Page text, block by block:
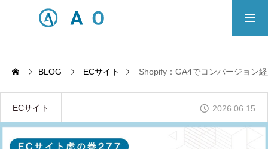
ECサイト制作対応エリア
Principle
BLOG ECサイト Shopify：GA4でコンバージョン
ECサイト 2026.06.15